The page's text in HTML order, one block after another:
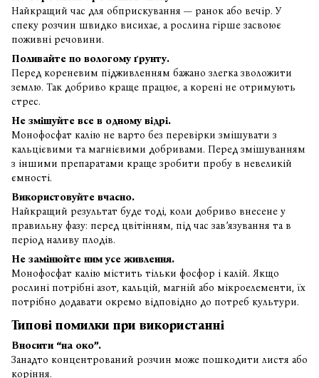
Найкращий час для обприскування — ранок або вечір. У
спеку розчин швидко висихає, а рослина гірше засвоює
поживні речовини.
Поливайте по вологому ґрунту.
Перед кореневим підживленням бажано злегка зволожити
землю. Так добриво краще працює, а корені не отримують
стрес.
Не змішуйте все в одному відрі.
Монофосфат калію не варто без перевірки змішувати з
кальцієвими та магнієвими добривами. Перед змішуванням
з іншими препаратами краще зробити пробу в невеликій
ємності.
Використовуйте вчасно.
Найкращий результат буде тоді, коли добриво внесене у
правильну фазу: перед цвітінням, під час зав’язування та в
період наливу плодів.
Не замінюйте ним усе живлення.
Монофосфат калію містить тільки фосфор і калій. Якщо
рослині потрібні азот, кальцій, магній або мікроелементи, їх
потрібно додавати окремо відповідно до потреб культури.
Типові помилки при використанні
Вносити “на око”.
Занадто концентрований розчин може пошкодити листя або
коріння.